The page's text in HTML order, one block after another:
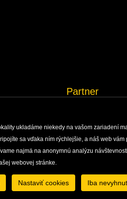
Partner
A DOKUMENTÁCIA
PRÁVNE INFORMÁCIE
slovenských jaskýň, Hodžova 11, 031 01 Liptovský
Zmeniť nastavenie cookies
Správa slovenských jaskýň.2013, design byartlandia,
ukladáme niekedy na vašom zariadení
sa vďaka ním rýchlejšie, a náš web
najmä na anonymnú analýzu
webovej stránke.
Nastaviť cookies Iba